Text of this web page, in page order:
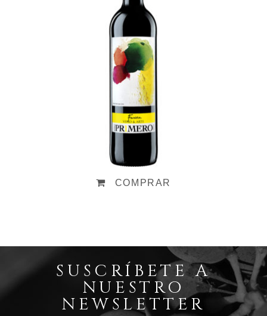
Primero 2025
7,40 €
COMPRAR
SUSCRÍBETE A
NUESTRO
NEWSLETTER